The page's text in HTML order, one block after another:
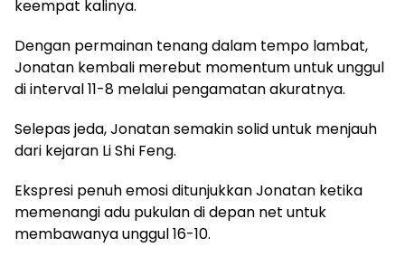
keempat kalinya.
Dengan permainan tenang dalam tempo lambat,
Jonatan kembali merebut momentum untuk unggul
di interval 11-8 melalui pengamatan akuratnya.
Selepas jeda, Jonatan semakin solid untuk menjauh
dari kejaran Li Shi Feng.
Ekspresi penuh emosi ditunjukkan Jonatan ketika
memenangi adu pukulan di depan net untuk
membawanya unggul 16-10.